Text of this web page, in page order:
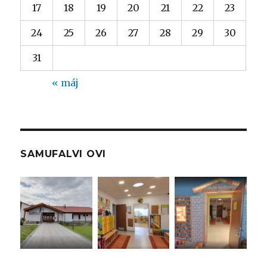
17 18 19 20 21 22 23
24 25 26 27 28 29 30
31
« máj
SAMUFALVI OVI